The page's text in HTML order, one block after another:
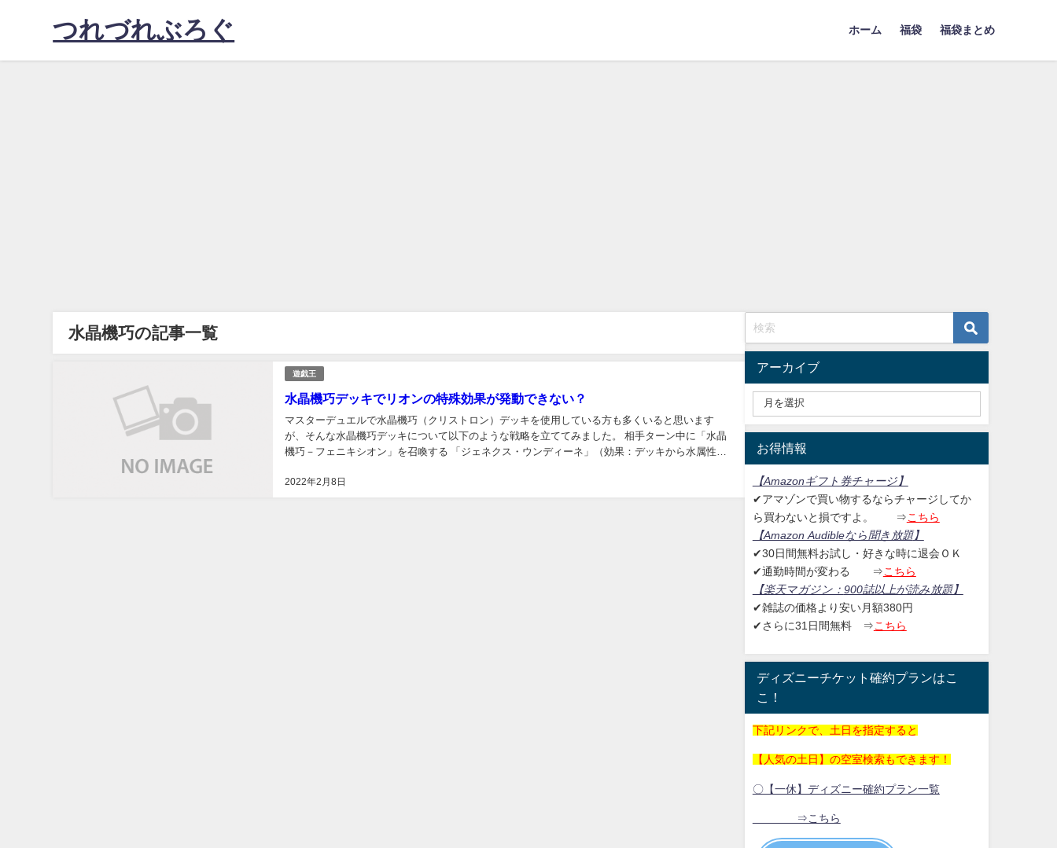
つれづれぶろぐ ホーム 福袋 福袋まとめ
水晶機巧の記事一覧
遊戯王
水晶機巧デッキでリオンの特殊効果が発動できない？
2022年2月8日
マスターデュエルで水晶機巧（クリストロン）デッキを使用している方も多くいると思います
が、そんな水晶機巧デッキについて以下のような戦略を立ててみました。 相手ターン中に「水晶
機巧－フェニキシオン」を召喚する 「ジェネクス・ウンディーネ」（効果：デッキから水属性モ
アーカイブ
お得情報
【Amazonギフト券チャージ】
✔アマゾンで買い物するならチャージしてか
ら買わないと損ですよ。
⇒ こちら
【Amazon Audibleなら聞き放題】
✔30日間無料お試し・好きな時に退会ＯＫ
✔通勤時間が変わる ⇒ こちら
【楽天マガジン： 900誌以上が読み放題】
✔雑誌の価格より安い月額380円
✔さらに31日間無料⇒ こちら
ディズニーチケット確約プランはこ
こ！
下記リンクで、土日を指定すると
【人気の土日】の空室検索もできます！
〇【一休】ディズニー確約プラン一覧
⇒こちら